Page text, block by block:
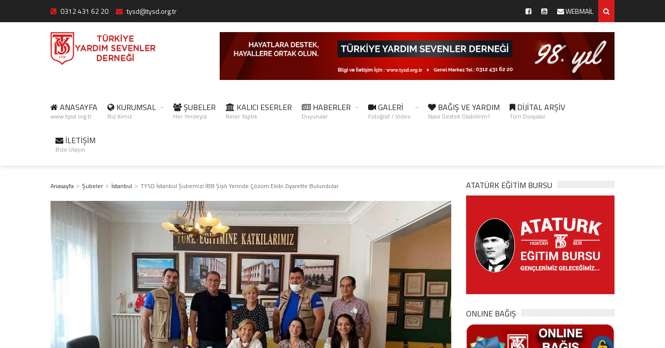
0312 431 62 20 tysd@tysd.org.tr WEBMAİL
ANASAYFA
www.tysd.org.tr
KURUMSAL
Biz Kimiz
ŞUBELER
Her Yerdeyiz
KALICI ESERLER
Neler Yaptık
HABERLER
Duyurular
GALERİ
Fotoğraf / Video
BAĞIŞ VE YARDIM
Nasıl Destek Olabilirim?
DİJİTAL ARŞİV
Tüm Dosyalar
İLETİŞİM
Bize Ulaşın
Anasayfa Şubeler İstanbul TYSD İstanbul Şubemizi İBB Şişli Yerinde Çözüm Ekibi Ziyarette Bulundular ATATÜRK EĞITIM BURSU
ONLINE BAĞIŞ